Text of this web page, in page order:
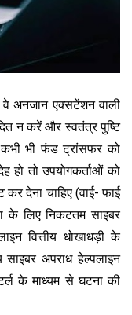
अनजान एक्सटेंशन वाली
न करें और स्वतंत्र पुष्टि
भी फंड ट्रांसफर को
तो उपयोगकर्ताओं को
देना चाहिए (वाई- फाई
लिए निकटतम साइबर
वित्तीय धोखाधड़ी के
साइबर अपराध हेल्पलाइन
के माध्यम से घटना की